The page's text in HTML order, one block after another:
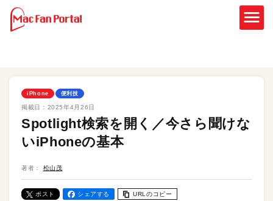
iPhone 便利技
掲載日： 2025年4月26日
Spotlight検索を開く／今さら聞けな
いiPhoneの基本
著者： 松山茂
ポスト シェアする URLのコピー